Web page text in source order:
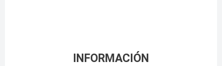
INFORMACIÓN